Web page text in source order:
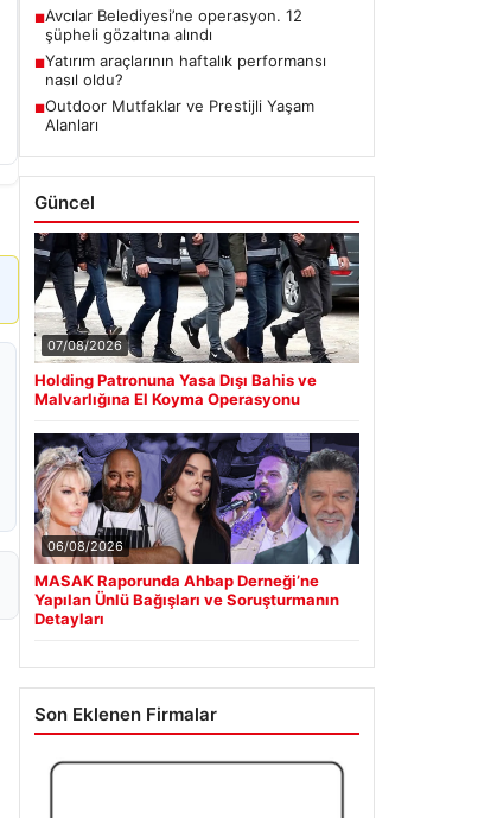
■Avcılar Belediyesi’ne operasyon. 12
şüpheli gözaltına alındı
■Yatırım araçlarının haftalık performansı
nasıl oldu?
■Outdoor Mutfaklar ve Prestijli Yaşam
Alanları
Güncel
07/08/2026
Holding Patronuna Yasa Dışı Bahis ve
Malvarlığına El Koyma Operasyonu
06/08/2026
MASAK Raporunda Ahbap Derneği’ne
Yapılan Ünlü Bağışları ve Soruşturmanın
Detayları
Son Eklenen Firmalar